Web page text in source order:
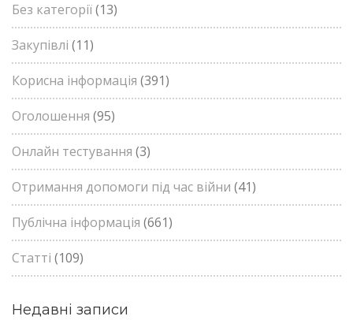
Без категорії(13)
Закупівлі (11)
Корисна інформація (391)
Оголошення (95)
Онлайн тестування (3)
Отримання допомоги під час війни (41)
Публічна інформація (661)
Статті (109)
Недавні записи